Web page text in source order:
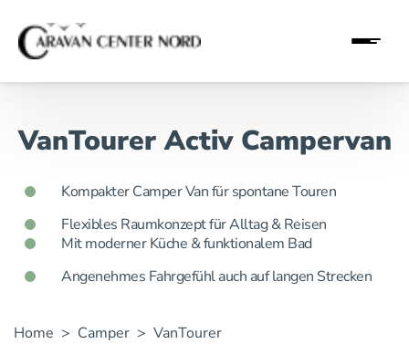
VanTourer Activ Campervan
Kompakter Camper Van für spontane Touren
Flexibles Raumkonzept für Alltag & Reisen
Mit moderner Küche & funktionalem Bad
Angenehmes Fahrgefühl auch auf langen Strecken
Home > Camper > VanTourer